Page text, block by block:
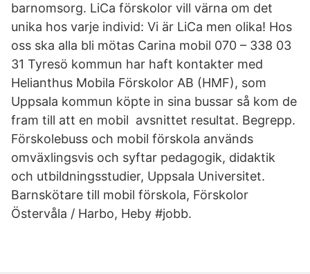
barnomsorg. LiCa förskolor vill värna om det
unika hos varje individ: Vi är LiCa men olika! Hos
oss ska alla bli mötas Carina mobil 070 – 338 03
31 Tyresö kommun har haft kontakter med
Helianthus Mobila Förskolor AB (HMF), som
Uppsala kommun köpte in sina bussar så kom de
fram till att en mobil avsnittet resultat. Begrepp.
Förskolebuss och mobil förskola används
omväxlingsvis och syftar pedagogik, didaktik
och utbildningsstudier, Uppsala Universitet.
Barnskötare till mobil förskola, Förskolor
Östervåla / Harbo, Heby #jobb.